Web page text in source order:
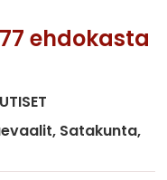
ehdokasta
Satakunta